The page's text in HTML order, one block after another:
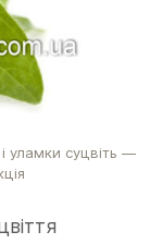
уламки суцвіть —